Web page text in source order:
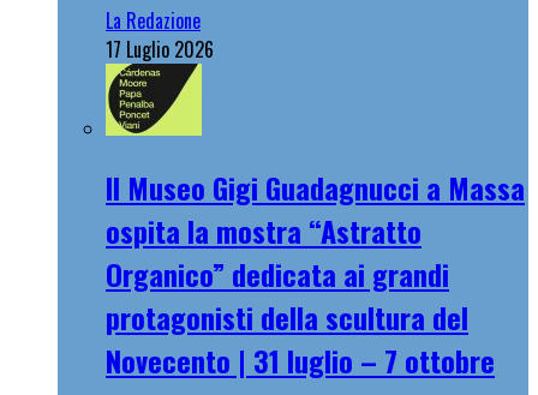
La Redazione
17 Luglio 2026
Il Museo Gigi Guadagnucci a Massa
ospita la mostra “Astratto
Organico” dedicata ai grandi
protagonisti della scultura del
Novecento | 31 luglio – 7 ottobre